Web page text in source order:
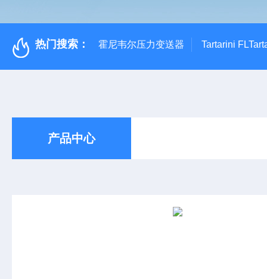
热门搜索： 霍尼韦尔压力变送器 Tartarini
产品中心